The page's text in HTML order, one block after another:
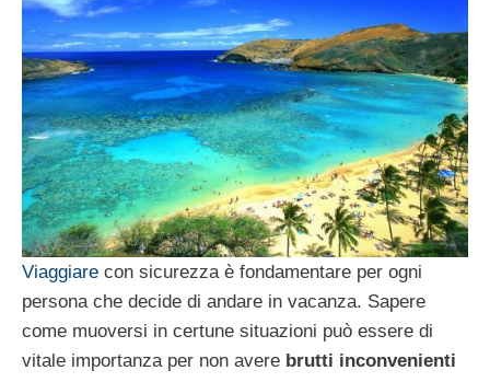
Viaggiare con sicurezza è fondamentare per ogni
persona che decide di andare in vacanza. Sapere
come muoversi in certune situazioni può essere di
vitale importanza per non avere brutti inconvenienti